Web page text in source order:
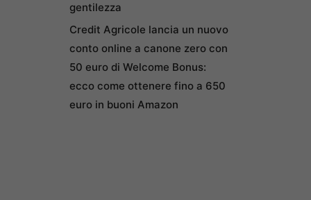
gentilezza
Credit Agricole lancia un nuovo
conto online a canone zero con
50 euro di Welcome Bonus:
ecco come ottenere fino a 650
euro in buoni Amazon